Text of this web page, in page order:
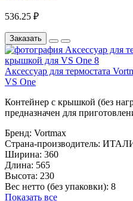
536.25 ₽
Заказать
Аксессуар для термостата
VS One
Контейнер с крышкой (без
предназначен для
Бренд: Vortmax
Страна-производитель:
Ширина: 360
Длина: 565
Высота: 230
Вес нетто (без упаковки): 8
Показать все